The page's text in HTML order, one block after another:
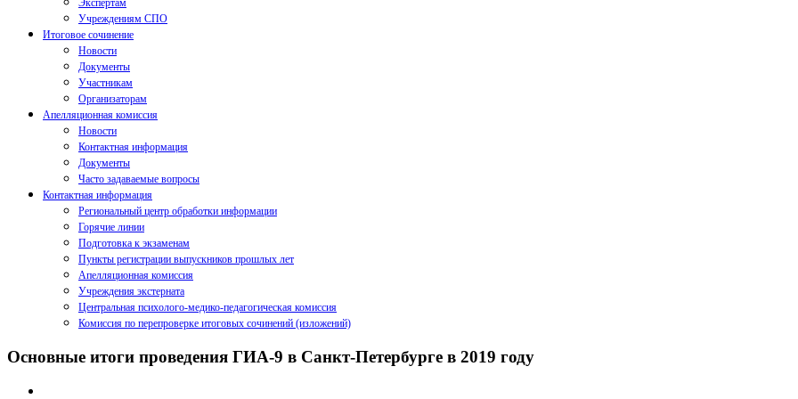
Экспертам
Учреждениям СПО
Итоговое сочинение
Новости
Документы
Участникам
Организаторам
Апелляционная комиссия
Новости
Контактная информация
Документы
Часто задаваемые вопросы
Контактная информация
Региональный центр обработки информации
Горячие линии
Подготовка к экзаменам
Пункты регистрации выпускников прошлых лет
Апелляционная комиссия
Учреждения экстерната
Центральная психолого-медико-педагогическая комиссия
Комиссия по перепроверке итоговых сочинений (изложений)
Основные итоги проведения ГИА-9 в Санкт-Петербурге в 2019 году